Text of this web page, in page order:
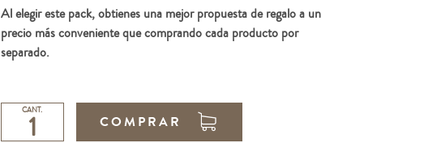
Al elegir este pack, obtienes una mejor propuesta de regalo a un
precio más conveniente que comprando cada producto por
separado.
CANT.
COMPRAR